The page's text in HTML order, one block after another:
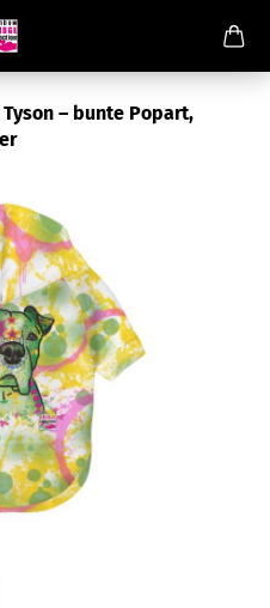
– bunte Popart,